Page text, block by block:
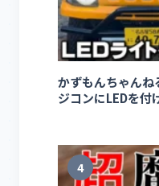
かずもんちゃん
ジコンにLEDを付
4